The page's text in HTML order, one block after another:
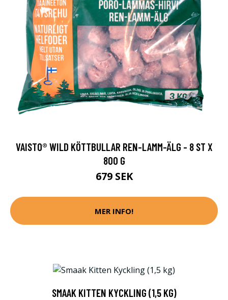
VAISTO® WILD KÖTTBULLAR REN-LAMM-ÄLG - 8 ST X
800 G
679 SEK
MER INFO!
SMAAK KITTEN KYCKLING (1,5 KG)